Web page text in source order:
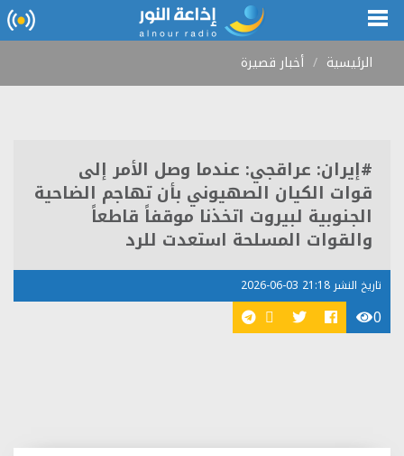
الرئيسية أخبار قصيرة
#إيران: عراقجي: عندما وصل الأمر إلى
قوات الكيان الصهيوني بأن تهاجم الضاحية
الجنوبية لبيروت اتخذنا موقفاً قاطعاً
والقوات المسلحة استعدت للرد
تاريخ النشر 21:18 03-06-2026
0